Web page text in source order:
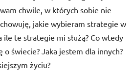
chwile, w których sobie nie
jakie wybieram strategie w
ile te strategie mi służą? Co wtedy
o świecie? Jaka jestem dla innych?
życiu?